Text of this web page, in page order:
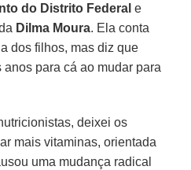
do Distrito Federal e
Dilma Moura. Ela conta
dos filhos, mas diz que
para cá ao mudar para
deixei os
mais vitaminas, orientada
uma mudança radical